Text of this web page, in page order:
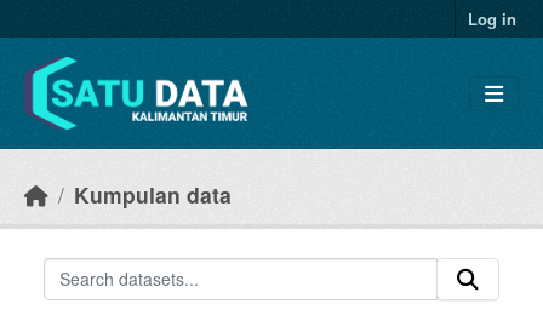
Log in
Kumpulan data